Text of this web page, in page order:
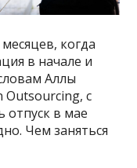
когда
в начале и
Аллы
с
отпуск в мае
Чем заняться